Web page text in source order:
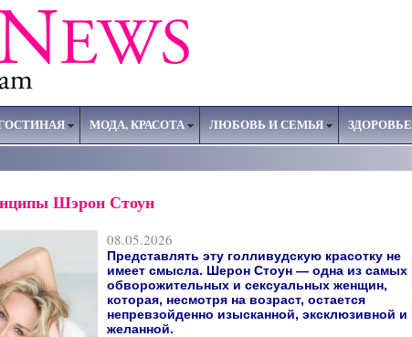
МОДА, КРАСОТА ЛЮБОВЬ И СЕМЬЯ ЗДОРОВЬЕ
Шэрон Стоун
08.05.2026
Представлять эту голливудскую красотку не
имеет смысла. Шерон Стоун — одна из самых
обворожительных и сексуальных женщин,
которая, несмотря на возраст, остается
непревзойденно изысканной, эксклюзивной и
желанной.